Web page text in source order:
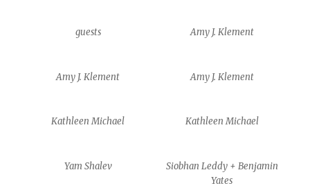
guests Amy J. Klement
Amy J. Klement Amy J. Klement
Kathleen Michael Kathleen Michael
Yam Shalev
Siobhan Leddy + Benjamin
Yates